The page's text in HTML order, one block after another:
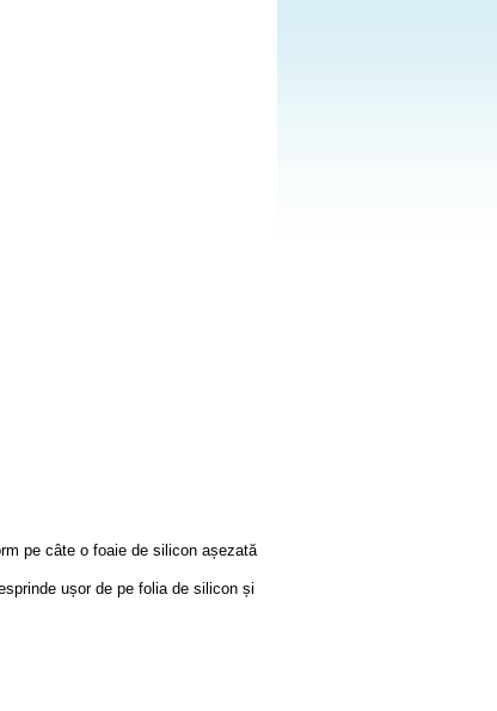
pe câte o foaie de silicon așezată
ușor de pe folia de silicon și